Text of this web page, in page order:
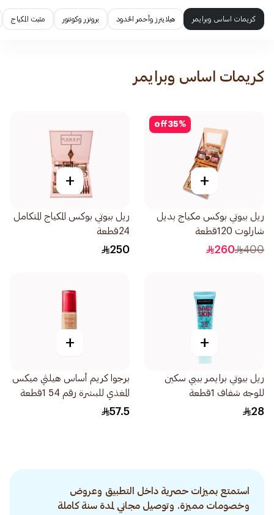
كريمات اساس وبرايمر هيلايترز وأحمر الخدود برونزر وكونتور مثبت المكياج
كريمات اساس وبرايمر
35%
off
+
ريل بيوتي بوكس مكياج بديل
شارلوت 120قطعة
400
260
+
ريل بيوتي بوكس المكياج المتكامل
24قطعة
250
+
ريل بيوتي برايمر بيبي سكين
للوجه شفاف 1قطعة
28
+
برجوا كريم أساس هيلثي ميكس
المغذي للبشرة رقم 54 1قطعة
57.5
استمتع بميزات حصرية داخل التطبيق وعروض
وخصومات مميزة. وتوصيل مجاني لمدة سنة كاملة